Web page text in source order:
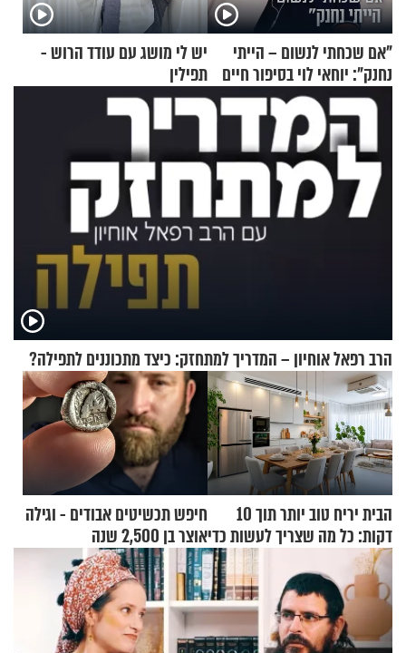
"אם שכחתי לנשום – הייתי
נחנק": יוחאי לוי בסיפור חיים
מעורר השראה
יש לי מושג עם עודד הרוש -
תפילין
הרב רפאל אוחיון – המדריך למתחזק: כיצד מתכוננים לתפילה?
הבית יריח טוב יותר תוך 10
דקות: כל מה שצריך לעשות כדי
לרענן את הבית
חיפש תכשיטים אבודים - וגילה
אוצר בן 2,500 שנה